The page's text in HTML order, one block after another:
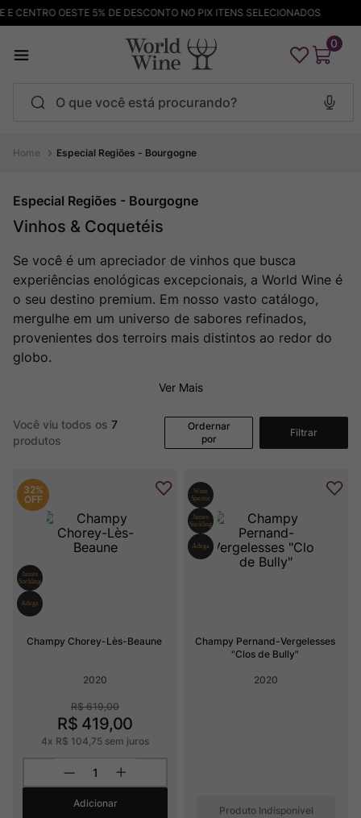
OESTE 5% DE DESCONTO NO PIX ITENS SELECIONADOS
0
Especial Regiões - Bourgogne
Especial Regiões - Bourgogne
Vinhos & Coquetéis
Se você é um apreciador de vinhos que busca
experiências enológicas excepcionais, a World Wine é
o seu destino premium. Em nosso vasto catálogo,
mergulhe em um universo de sabores refinados,
provenientes dos terroirs mais distintos ao redor do
globo.
Ver Mais
Você viu todos os 7
produtos
Ordernar
por
Filtrar
32%
OFF
Champy Chorey-Lès-Beaune
2020
R$ 619,00
R$ 419,00
4x R$ 104 75 sem juros
Adicionar
Champy Pernand-Vergelesses
"Clos de Bully"
2020
Produto Indisponível
Termos mais buscados
Pinot Noir
4º Garzon
Chablis
6º Pacalet
7º Bodega Garzon
Ver Sacrum
10 Champagne